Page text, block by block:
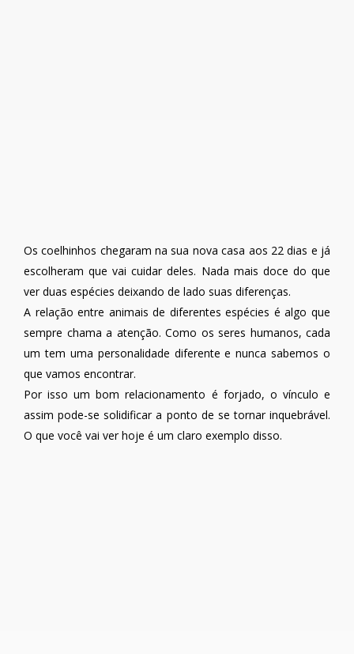
Os coelhinhos chegaram na sua nova casa aos 22 dias e já
escolheram que vai cuidar deles. Nada mais doce do que
ver duas espécies deixando de lado suas diferenças.
A relação entre animais de diferentes espécies é algo que
sempre chama a atenção. Como os seres humanos, cada
um tem uma personalidade diferente e nunca sabemos o
que vamos encontrar.
Por isso um bom relacionamento é forjado, o vínculo e
assim pode-se solidificar a ponto de se tornar inquebrável.
O que você vai ver hoje é um claro exemplo disso.